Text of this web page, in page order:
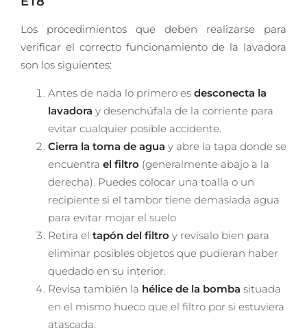
Los procedimientos que deben realizarse para
verificar el correcto funcionamiento de la lavadora
son los siguientes:
Antes de nada lo primero es desconecta la
lavadora y desenchúfala de la corriente para
evitar cualquier posible accidente.
Cierra la toma de agua y abre la tapa donde se
encuentra el filtro (generalmente abajo a la
derecha). Puedes colocar una toalla o un
recipiente si el tambor tiene demasiada agua
para evitar mojar el suelo
Retira el tapón del filtro y revísalo bien para
eliminar posibles objetos que pudieran haber
quedado en su interior.
Revisa también la hélice de la bomba situada
en el mismo hueco que el filtro por si estuviera
atascada.